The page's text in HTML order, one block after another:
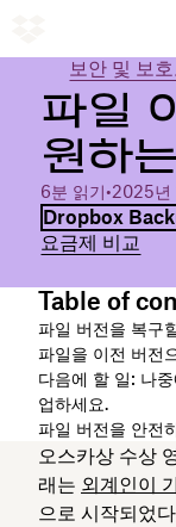
보안 및 보
파일
원하
6분 읽기•2025년
Dropbox
요금제 비교
Table of
파일 버전을 복구
파일을 이전 버전
다음에 할 일: 나
업하세요.
파일 버전을 안전
오스카상 수상
래는 외계인이
으로 시작되었